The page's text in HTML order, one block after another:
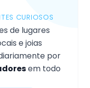
CURIOSOS
de lugares
e joias
por
em todo